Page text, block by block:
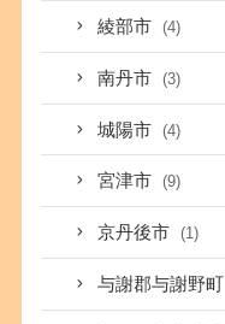
綾部市 (4)
南丹市 (3)
城陽市 (4)
宮津市 (9)
京丹後市 (1)
与謝郡与謝野町